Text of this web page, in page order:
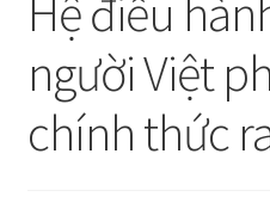
Album
Hệ điều
người Việt
chính thức